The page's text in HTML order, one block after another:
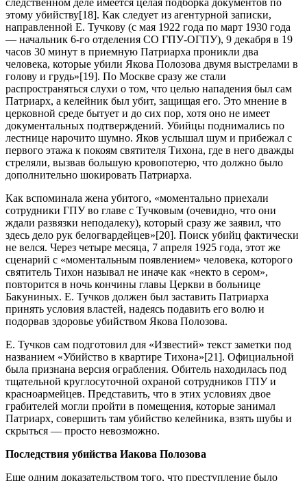
этому убийству[18]. Как следует из агентурной записки,
направленной Е. Тучкову (с мая 1922 года по март 1930 года
— начальник 6-го отделения СО ГПУ-ОГПУ), 9 декабря в 19
часов 30 минут в приемную Патриарха проникли два
человека, которые убили Якова Полозова двумя выстрелами в
голову и грудь»[19]. По Москве сразу же стали
распространяться слухи о том, что целью нападения был сам
Патриарх, а келейник был убит, защищая его. Это мнение в
церковной среде бытует и до сих пор, хотя оно не имеет
документальных подтверждений. Убийцы поднимались по
лестнице нарочито шумно. Яков услышал шум и прибежал с
первого этажа к покоям святителя Тихона, где в него дважды
стреляли, вызвав большую кровопотерю, что должно было
дополнительно шокировать Патриарха.
Как вспоминала жена убитого, «моментально приехали
сотрудники ГПУ во главе с Тучковым (очевидно, что они
ждали развязки неподалеку), который сразу же заявил, что
здесь дело рук белогвардейцев»[20]. Поиск убийц фактически
не велся. Через четыре месяца, 7 апреля 1925 года, этот же
сценарий с «моментальным появлением» человека, которого
святитель Тихон называл не иначе как «некто в сером»,
повторится в ночь кончины главы Церкви в больнице
Бакуниных. Е. Тучков должен был заставить Патриарха
принять условия властей, надеясь подавить его волю и
подорвав здоровье убийством Якова Полозова.
Е. Тучков сам подготовил для «Известий» текст заметки под
названием «Убийство в квартире Тихона»[21]. Официальной
была признана версия ограбления. Обитель находилась под
тщательной круглосуточной охраной сотрудников ГПУ и
красноармейцев. Представить, что в этих условиях двое
грабителей могли пройти в помещения, которые занимал
Патриарх, совершить там убийство келейника, взять шубы и
скрыться — просто невозможно.
Последствия убийства Иакова Полозова
Еще одним доказательством того, что преступление было